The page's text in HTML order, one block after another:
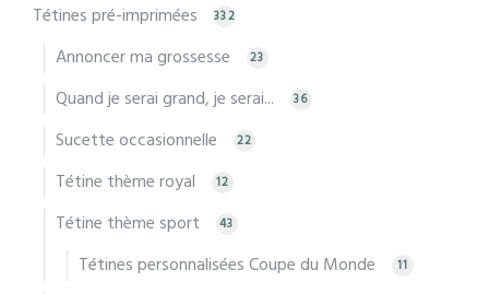
Tétines pré-imprimées 332
Annoncer ma grossesse 23
Quand je serai grand, je serai... 36
Sucette occasionnelle 22
Tétine thème royal 12
Tétine thème sport 43
Tétines personnalisées Coupe du Monde 11